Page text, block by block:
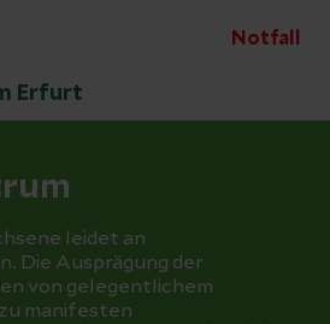
Notfall
Erfurt
leidet an
Die Ausprägung der
von gelegentlichem
manifesten